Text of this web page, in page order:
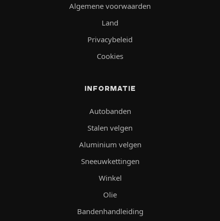
Algemene voorwaarden
Land
Privacybeleid
Cookies
INFORMATIE
Autobanden
Stalen velgen
Aluminium velgen
Sneeuwkettingen
Winkel
Olie
Bandenhandleiding